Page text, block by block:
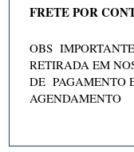
FRETE POR
OBS
RETIRADA EM
DE PAGAMENTO
AGENDAMENTO